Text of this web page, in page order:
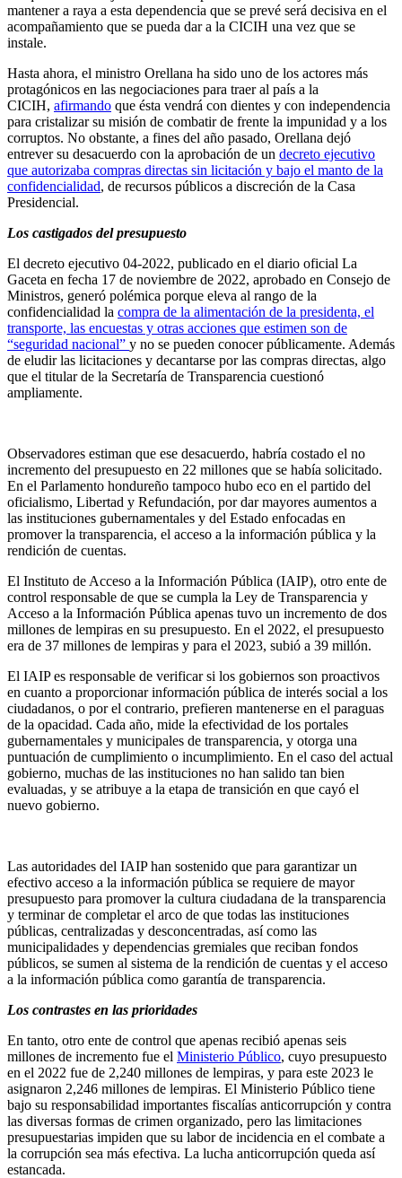
mantener a raya a esta dependencia que se prevé será decisiva en el
acompañamiento que se pueda dar a la CICIH una vez que se
instale.
Hasta ahora, el ministro Orellana ha sido uno de los actores más
protagónicos en las negociaciones para traer al país a la
CICIH, afirmando que ésta vendrá con dientes y con independencia
para cristalizar su misión de combatir de frente la impunidad y a los
corruptos. No obstante, a fines del año pasado, Orellana dejó
entrever su desacuerdo con la aprobación de un decreto ejecutivo
que autorizaba compras directas sin licitación y bajo el manto de la
confidencialidad, de recursos públicos a discreción de la Casa
Presidencial.
Los castigados del presupuesto
El decreto ejecutivo 04-2022, publicado en el diario oficial La
Gaceta en fecha 17 de noviembre de 2022, aprobado en Consejo de
Ministros, generó polémica porque eleva al rango de la
confidencialidad la compra de la alimentación de la presidenta, el
transporte, las encuestas y otras acciones que estimen son de
“seguridad nacional” y no se pueden conocer públicamente. Además
de eludir las licitaciones y decantarse por las compras directas, algo
que el titular de la Secretaría de Transparencia cuestionó
ampliamente.
Observadores estiman que ese desacuerdo, habría costado el no
incremento del presupuesto en 22 millones que se había solicitado.
En el Parlamento hondureño tampoco hubo eco en el partido del
oficialismo, Libertad y Refundación, por dar mayores aumentos a
las instituciones gubernamentales y del Estado enfocadas en
promover la transparencia, el acceso a la información pública y la
rendición de cuentas.
El Instituto de Acceso a la Información Pública (IAIP), otro ente de
control responsable de que se cumpla la Ley de Transparencia y
Acceso a la Información Pública apenas tuvo un incremento de dos
millones de lempiras en su presupuesto. En el 2022, el presupuesto
era de 37 millones de lempiras y para el 2023, subió a 39 millón.
El IAIP es responsable de verificar si los gobiernos son proactivos
en cuanto a proporcionar información pública de interés social a los
ciudadanos, o por el contrario, prefieren mantenerse en el paraguas
de la opacidad. Cada año, mide la efectividad de los portales
gubernamentales y municipales de transparencia, y otorga una
puntuación de cumplimiento o incumplimiento. En el caso del actual
gobierno, muchas de las instituciones no han salido tan bien
evaluadas, y se atribuye a la etapa de transición en que cayó el
nuevo gobierno.
Las autoridades del IAIP han sostenido que para garantizar un
efectivo acceso a la información pública se requiere de mayor
presupuesto para promover la cultura ciudadana de la transparencia
y terminar de completar el arco de que todas las instituciones
públicas, centralizadas y desconcentradas, así como las
municipalidades y dependencias gremiales que reciban fondos
públicos, se sumen al sistema de la rendición de cuentas y el acceso
a la información pública como garantía de transparencia.
Los contrastes en las prioridades
En tanto, otro ente de control que apenas recibió apenas seis
millones de incremento fue el Ministerio Público, cuyo presupuesto
en el 2022 fue de 2,240 millones de lempiras, y para este 2023 le
asignaron 2,246 millones de lempiras. El Ministerio Público tiene
bajo su responsabilidad importantes fiscalías anticorrupción y contra
las diversas formas de crimen organizado, pero las limitaciones
presupuestarias impiden que su labor de incidencia en el combate a
la corrupción sea más efectiva. La lucha anticorrupción queda así
estancada.